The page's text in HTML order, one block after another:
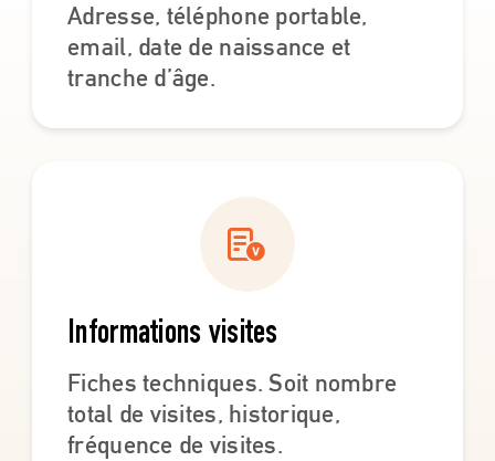
Adresse, téléphone portable,
email, date de naissance et
tranche d’âge.
Informations visites
Fiches techniques. Soit nombre
total de visites, historique,
fréquence de visites.